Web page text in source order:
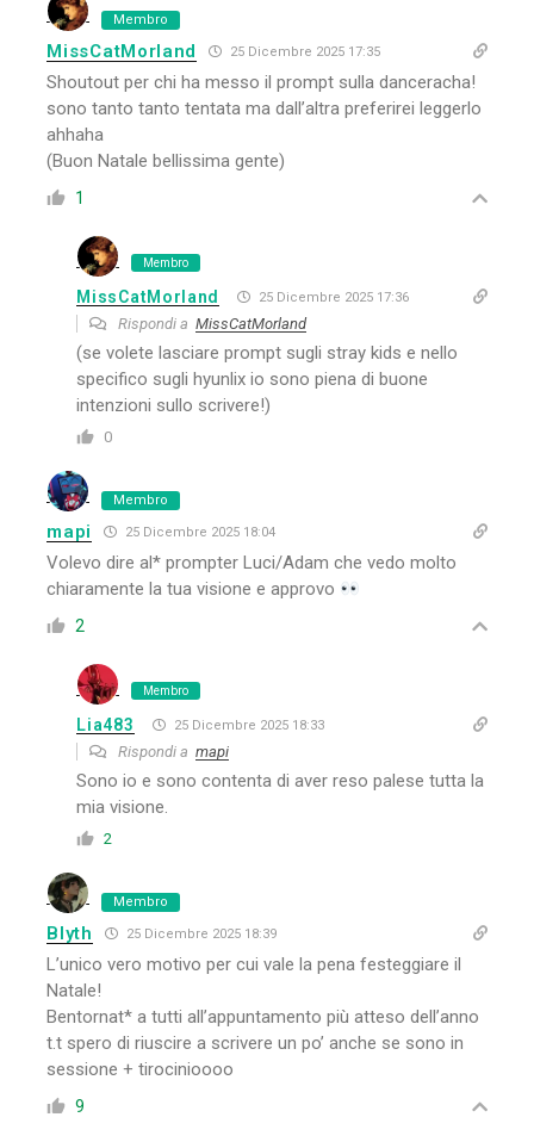
Membro
MissCatMorland 25 Dicembre 2025 17:35
Shoutout per chi ha messo il prompt sulla danceracha!
sono tanto tanto tentata ma dall’altra preferirei leggerlo
ahhaha
(Buon Natale bellissima gente)
1
Membro
MissCatMorland 25 Dicembre 2025 17:36
Rispondi aMissCatMorland
(se volete lasciare prompt sugli stray kids e nello
specifico sugli hyunlix io sono piena di buone
intenzioni sullo scrivere!)
0
Membro
mapi 25 Dicembre 2025 18:04
Volevo dire al* prompter Luci/Adam che vedo molto
chiaramente la tua visione e approvo
2
Membro
Lia483 25 Dicembre 2025 18:33
Rispondi amapi
Sono io e sono contenta di aver reso palese tutta la
mia visione.
2
Membro
Blyth 25 Dicembre 2025 18:39
L’unico vero motivo per cui vale la pena festeggiare il
Natale!
Bentornat* a tutti all’appuntamento più atteso dell’anno
t.t spero di riuscire a scrivere un po’ anche se sono in
sessione + tirocinioooo
9